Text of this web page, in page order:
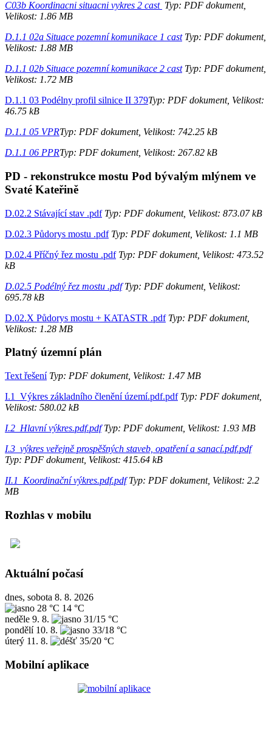
C03b Koordinacni situacni vykres 2 cast Typ: PDF dokument,
Velikost: 1.86 MB
D.1.1 02a Situace pozemní komunikace 1 castTyp: PDF dokument,
Velikost: 1.88 MB
D.1.1 02b Situace pozemní komunikace 2 castTyp: PDF dokument,
Velikost: 1.72 MB
D.1.1 03 Podélny profil silnice II 379Typ: PDF dokument, Velikost:
46.75 kB
D.1.1 05 VPRTyp: PDF dokument, Velikost: 742.25 kB
D.1.1 06 PPRTyp: PDF dokument, Velikost: 267.82 kB
PD - rekonstrukce mostu Pod bývalým mlýnem ve
Svaté Kateřině
D.02.2 Stávající stav .pdfTyp: PDF dokument, Velikost: 873.07 kB
D.02.3 Půdorys mostu .pdfTyp: PDF dokument, Velikost: 1.1 MB
D.02.4 Příčný řez mostu .pdfTyp: PDF dokument, Velikost: 473.52
kB
D.02.5 Podélný řez mostu .pdfTyp: PDF dokument, Velikost:
695.78 kB
D.02.X Půdorys mostu + KATASTR .pdfTyp: PDF dokument,
Velikost: 1.28 MB
Platný územní plán
Text řešeníTyp: PDF dokument, Velikost: 1.47 MB
I.1_Výkres základního členění území.pdf.pdfTyp: PDF dokument,
Velikost: 580.02 kB
I.2_Hlavní výkres.pdf.pdfTyp: PDF dokument, Velikost: 1.93 MB
I.3_výkres veřejně prospěšných staveb, opatření a sanací.pdf.pdf
Typ: PDF dokument, Velikost: 415.64 kB
II.1_Koordinační výkres.pdf.pdfTyp: PDF dokument, Velikost: 2.2
MB
Rozhlas v mobilu
Aktuální počasí
dnes, sobota 8. 8. 2026
28 °C 14 °C
neděle 9. 8.
31/15 °C
pondělí 10. 8.
33/18 °C
úterý 11. 8. 35/20 °C
Mobilní aplikace